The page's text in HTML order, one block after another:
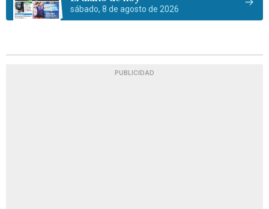
sábado, 8 de agosto de 2026
PUBLICIDAD